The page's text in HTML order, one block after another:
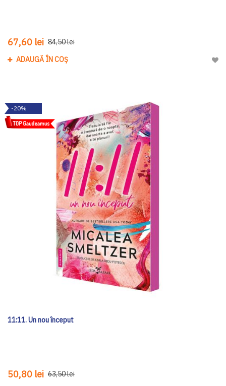
67,60 lei 84,50 lei
ADAUGĂ ÎN COȘ
-20%
11:11. Un nou început
50,80 lei 63,50 lei